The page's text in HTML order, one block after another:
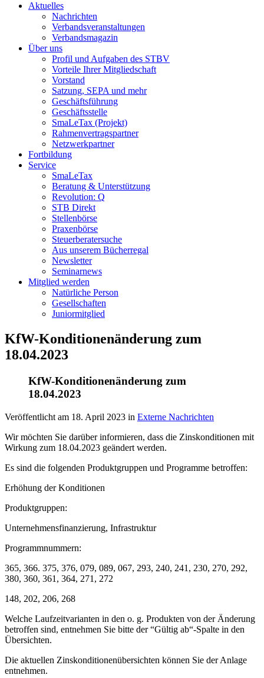
Aktuelles
Nachrichten
Verbandsveranstaltungen
Verbandsmagazin
Über uns
Profil und Aufgaben des STBV
Vorteile Ihrer Mitgliedschaft
Vorstand
Satzung, SEPA und mehr
Geschäftsführung
Geschäftsstelle
SmaLeTax (Projekt)
Rahmenvertragspartner
Netzwerkpartner
Fortbildung
Service
SmaLeTax
Beratung & Unterstützung
Revolution: Q
STB Direkt
Stellenbörse
Praxenbörse
Steuerberatersuche
Aus unserem Bücherregal
Newsletter
Seminarnews
Mitglied werden
Natürliche Person
Gesellschaften
Juniormitglied
KfW-Konditionenänderung zum
18.04.2023
KfW-Konditionenänderung zum
18.04.2023
Veröffentlicht am 18. April 2023 in Externe Nachrichten
Wir möchten Sie darüber informieren, dass die Zinskonditionen mit
Wirkung zum 18.04.2023 geändert werden.
Es sind die folgenden Produktgruppen und Programme betroffen:
Erhöhung der Konditionen
Produktgruppen:
Unternehmensfinanzierung, Infrastruktur
Programmnummern:
365, 366. 375, 376, 079, 089, 067, 293, 240, 241, 230, 270, 292,
380, 360, 361, 364, 271, 272
148, 202, 206, 268
Welche Laufzeitvarianten in den o. g. Produkten von der Änderung
betroffen sind, entnehmen Sie bitte der “Gültig ab“-Spalte in den
Übersichten.
Die aktuellen Zinskonditionenübersichten können Sie der Anlage
entnehmen.